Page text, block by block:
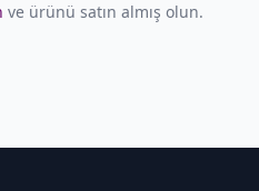
ve ürünü satın almış olun.